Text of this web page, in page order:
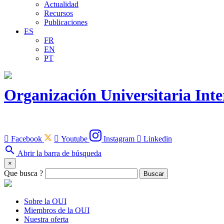
Actualidad
Recursos
Publicaciones
ES
FR
EN
PT
Organización Universitaria
 Facebook  Youtube Instagram  Linkedin
search Abrir la barra de búsqueda
×
Que busca ? Buscar
Sobre la OUI
Miembros de la OUI
Nuestra oferta